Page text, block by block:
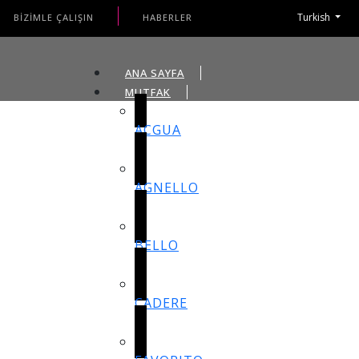
Turkish
BİZİMLE ÇALIŞIN HABERLER
ANA SAYFA
MUTFAK
ACGUA
AGNELLO
BELLO
CADERE